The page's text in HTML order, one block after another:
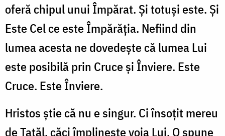
oferă chipul unui Împărat. Și totuși este. Și
Este Cel ce este Împărăția. Nefiind din
lumea acesta ne dovedește că lumea Lui
este posibilă prin Cruce și Înviere. Este
Cruce. Este Înviere.
Hristos știe că nu e singur. Ci însoțit mereu
de Tatăl, căci împlinește voia Lui. O spune